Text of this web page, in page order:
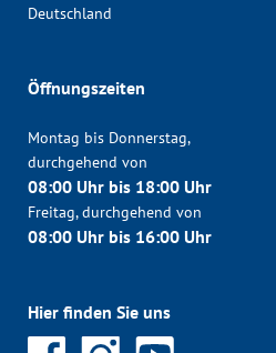
Deutschland
Öffnungszeiten
Montag bis Donnerstag,
durchgehend von
08:00 Uhr bis 18:00 Uhr
Freitag, durchgehend von
08:00 Uhr bis 16:00 Uhr
Hier finden Sie uns